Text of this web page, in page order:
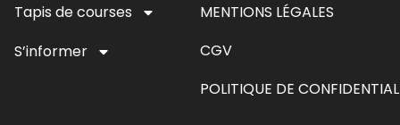
Tapis de courses
S’informer
MENTIONS LÉGALES
CGV
POLITIQUE DE